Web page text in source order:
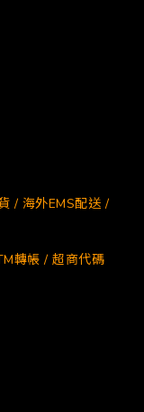
/ 海外EMS配送 /
轉帳 / 超商代碼